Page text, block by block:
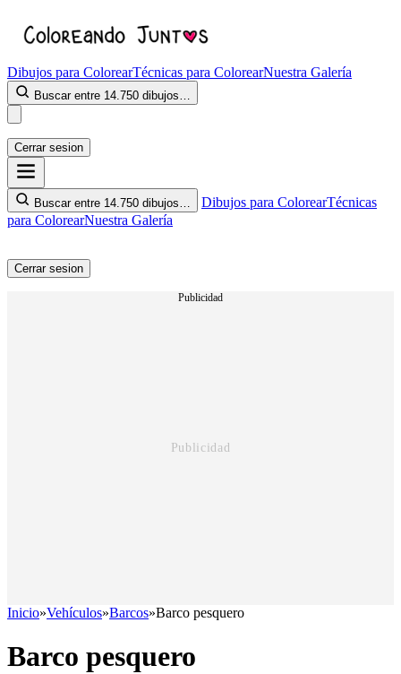
Dibujos para ColorearTécnicas para ColorearNuestra Galería
Buscar entre 14.750 dibujos…
Cerrar sesion
Buscar entre 14.750 dibujos… Dibujos para ColorearTécnicas
para ColorearNuestra Galería
Cerrar sesion
Publicidad
Inicio»Vehículos»Barcos»Barco pesquero
Barco pesquero